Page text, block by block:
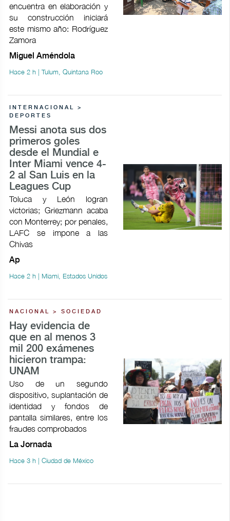
encuentra en elaboración y
su construcción iniciará
este mismo año: Rodríguez
Zamora
Miguel Améndola
Hace 2 h | Tulum, Quintana Roo
INTERNACIONAL >
DEPORTES
Messi anota sus dos
primeros goles
desde el Mundial e
Inter Miami vence 4-
2 al San Luis en la
Leagues Cup
Toluca y León logran
victorias; Griezmann acaba
con Monterrey; por penales,
LAFC se impone a las
Chivas
Ap
Hace 2 h | Miami, Estados Unidos
NACIONAL > SOCIEDAD
Hay evidencia de
que en al menos 3
mil 200 exámenes
hicieron trampa:
UNAM
Uso de un segundo
dispositivo, suplantación de
identidad y fondos de
pantalla similares, entre los
fraudes comprobados
La Jornada
Hace 3 h | Ciudad de México